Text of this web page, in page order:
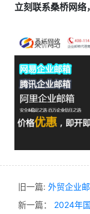
立刻联系桑桥网络
旧一篇: 外贸企业
新一篇： 2024年